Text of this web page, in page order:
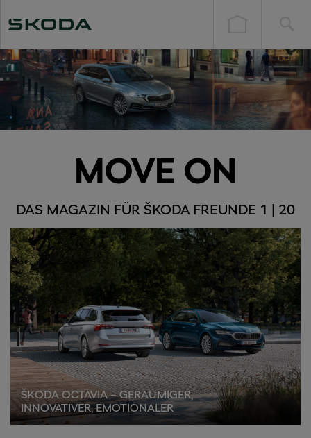
MOVE ON
DAS MAGAZIN FÜR ŠKODA FREUNDE 1 | 20
ŠKODA OCTAVIA – GERÄUMIGER,
INNOVATIVER, EMOTIONALER